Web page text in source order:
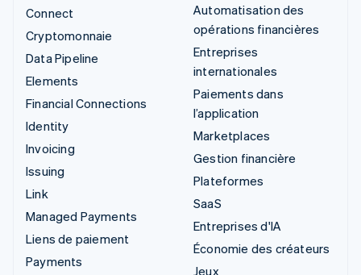
Connect
Cryptomonnaie
Data Pipeline
Elements
Financial Connections
Identity
Invoicing
Issuing
Link
Managed Payments
Liens de paiement
Payments
Automatisation des
opérations financières
Entreprises
internationales
Paiements dans
l’application
Marketplaces
Gestion financière
Plateformes
SaaS
Entreprises d'IA
Économie des créateurs
Jeux